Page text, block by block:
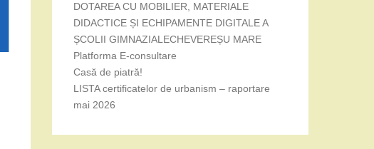
DOTAREA CU MOBILIER, MATERIALE
DIDACTICE ȘI ECHIPAMENTE DIGITALE A
ȘCOLII GIMNAZIALECHEVEREȘU MARE
Platforma E-consultare
Casă de piatră!
LISTA certificatelor de urbanism – raportare
mai 2026